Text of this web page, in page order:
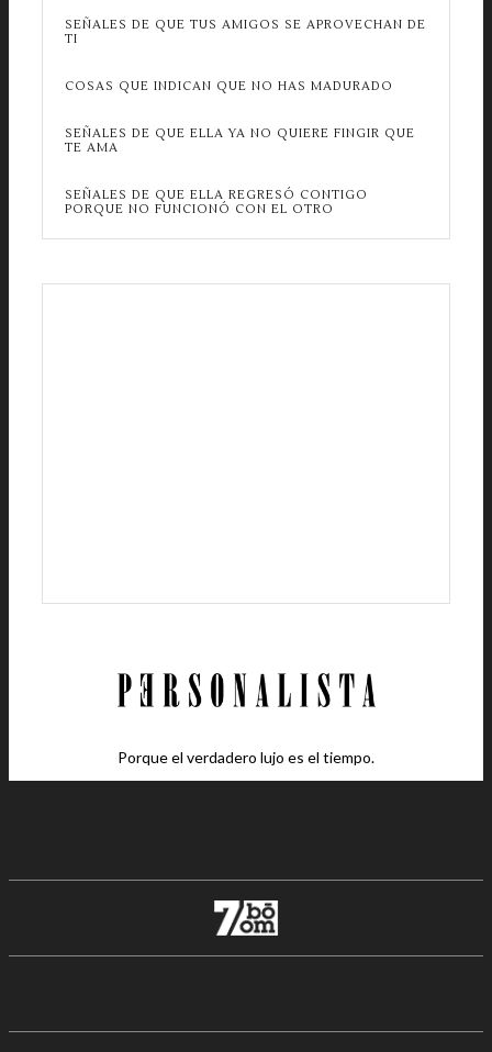
SEÑALES DE QUE TUS AMIGOS SE APROVECHAN DE
TI
COSAS QUE INDICAN QUE NO HAS MADURADO
SEÑALES DE QUE ELLA YA NO QUIERE FINGIR QUE
TE AMA
SEÑALES DE QUE ELLA REGRESÓ CONTIGO
PORQUE NO FUNCIONÓ CON EL OTRO
Porque el verdadero lujo es el tiempo.